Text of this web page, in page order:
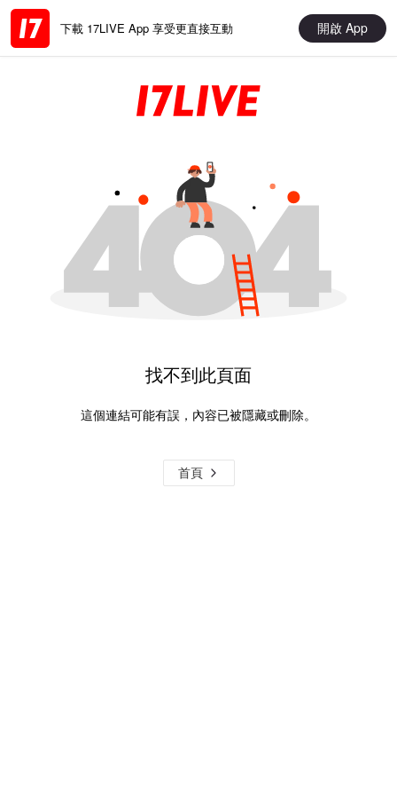
下載 17LIVE App 享受更直接互動 開啟 App
找不到此頁面
這個連結可能有誤，內容已被隱藏或刪除。
首頁